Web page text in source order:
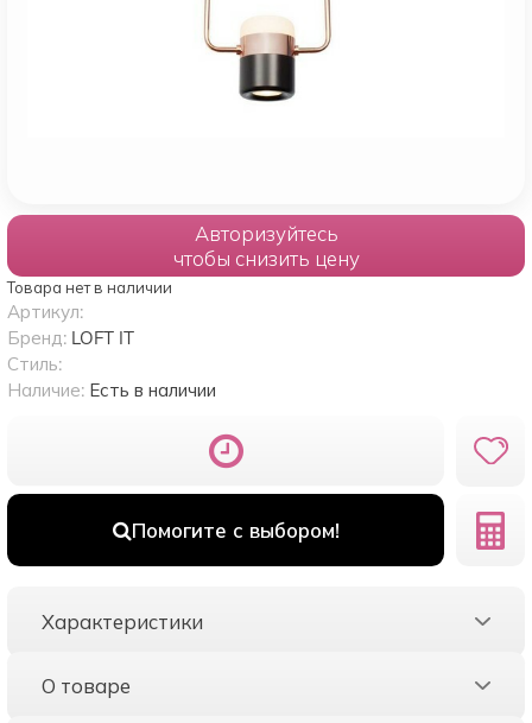
Авторизуйтесь
чтобы снизить цену
Товара нет в наличии
Помогите с выбором!
Артикул:
Бренд: LOFT IT
Стиль:
Наличие: Есть в наличии
Характеристики
О товаре